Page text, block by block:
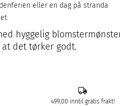
eller en dag på stranda
hyggelig
at det tørker godt.
499,00 inntil gratis frakt!